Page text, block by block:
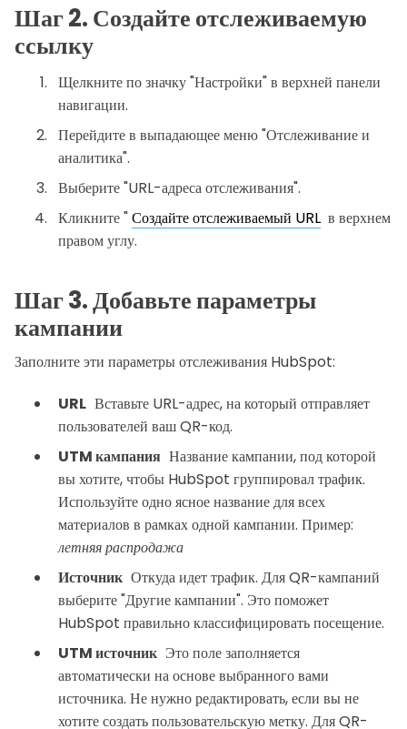
Шаг 2. Создайте отслеживаемую
ссылку
Щелкните по значку "Настройки" в верхней панели
навигации.
Перейдите в выпадающее меню "Отслеживание и
аналитика".
Выберите "URL-адреса отслеживания".
Кликните "Создайте отслеживаемый URL в верхнем
правом углу.
Шаг 3. Добавьте параметры
кампании
Заполните эти параметры отслеживания HubSpot:
URL Вставьте URL-адрес, на который отправляет
пользователей ваш QR-код.
UTM кампания Название кампании, под которой
вы хотите, чтобы HubSpot группировал трафик.
Используйте одно ясное название для всех
материалов в рамках одной кампании. Пример:
летняя распродажа
Источник Откуда идет трафик. Для QR-кампаний
выберите "Другие кампании". Это поможет
HubSpot правильно классифицировать посещение.
UTM источник Это поле заполняется
автоматически на основе выбранного вами
источника. Не нужно редактировать, если вы не
хотите создать пользовательскую метку. Для QR-